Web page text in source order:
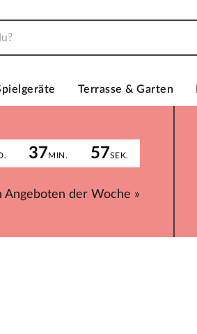
Terrasse & Garten
37MIN. 57SEK.
Angeboten der Woche »